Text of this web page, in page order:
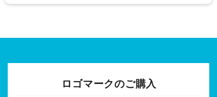
ロゴマークのご購入